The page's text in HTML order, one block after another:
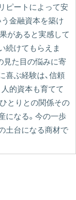
ピートによって安
金融資本を築け
があると実感して
続けてもらえま
見た目の悩みに寄
喜ぶ経験は、信頼
的資本も育てて
とりとの関係その
になる。今の一歩
土台になる商材で